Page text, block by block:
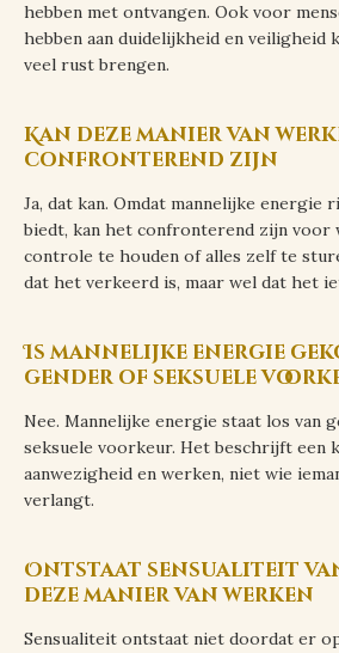
hebben met ontvangen. Ook voor
hebben aan duidelijkheid en veiligheid
veel rust brengen.
Kan deze manier van
confronterend zijn
Ja, dat kan. Omdat mannelijke energie
biedt, kan het confronterend zijn voor
controle te houden of alles zelf te
dat het verkeerd is, maar wel dat het
Is mannelijke energie
gender of seksuele
Nee. Mannelijke energie staat los van
seksuele voorkeur. Het beschrijft een
aanwezigheid en werken, niet wie
verlangt.
Ontstaat sensualiteit
deze manier van werken
Sensualiteit ontstaat niet doordat er